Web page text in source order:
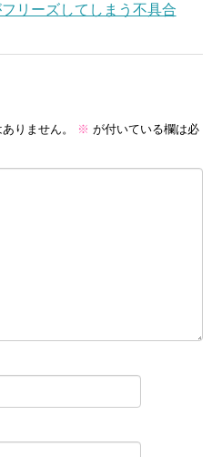
リーズしてしまう不具合
りません。 ※ が付いている欄は必